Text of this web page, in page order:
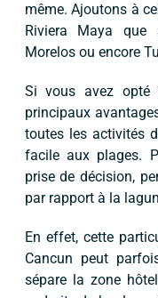
même. Ajoutons à
Riviera Maya que
Morelos ou encore
Si vous avez opté
principaux
toutes les activités
facile aux plages.
prise de décision,
par rapport à la
En effet, cette
Cancun peut
sépare la zone